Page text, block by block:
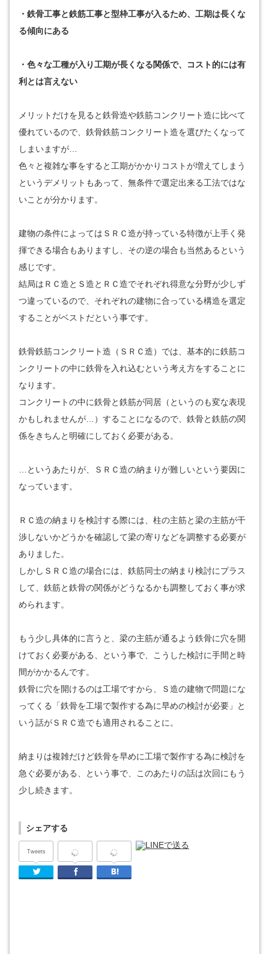
・鉄骨工事と鉄筋工事と型枠工事が入るため、工期は長くな
る傾向にある
・色々な工種が入り工期が長くなる関係で、コスト的には有
利とは言えない
メリットだけを見ると鉄骨造や鉄筋コンクリート造に比べて
優れているので、鉄骨鉄筋コンクリート造を選びたくなって
しまいますが…
色々と複雑な事をすると工期がかかりコストが増えてしまう
というデメリットもあって、無条件で選定出来る工法ではな
いことが分かります。
建物の条件によってはＳＲＣ造が持っている特徴が上手く発
揮できる場合もありますし、その逆の場合も当然あるという
感じです。
結局はＲＣ造とＳ造とＲＣ造でそれぞれ得意な分野が少しず
つ違っているので、それぞれの建物に合っている構造を選定
することがベストだという事です。
鉄骨鉄筋コンクリート造（ＳＲＣ造）では、基本的に鉄筋コ
ンクリートの中に鉄骨を入れ込むという考え方をすることに
なります。
コンクリートの中に鉄骨と鉄筋が同居（というのも変な表現
かもしれませんが…）することになるので、鉄骨と鉄筋の関
係をきちんと明確にしておく必要がある。
…というあたりが、ＳＲＣ造の納まりが難しいという要因に
なっています。
ＲＣ造の納まりを検討する際には、柱の主筋と梁の主筋が干
渉しないかどうかを確認して梁の寄りなどを調整する必要が
ありました。
しかしＳＲＣ造の場合には、鉄筋同士の納まり検討にプラス
して、鉄筋と鉄骨の関係がどうなるかも調整しておく事が求
められます。
もう少し具体的に言うと、梁の主筋が通るよう鉄骨に穴を開
けておく必要がある、という事で、こうした検討に手間と時
間がかかるんです。
鉄骨に穴を開けるのは工場ですから、Ｓ造の建物で問題にな
ってくる「鉄骨を工場で製作する為に早めの検討が必要」と
いう話がＳＲＣ造でも適用されることに。
納まりは複雑だけど鉄骨を早めに工場で製作する為に検討を
急ぐ必要がある、という事で、このあたりの話は次回にもう
少し続きます。
シェアする
Tweets
Twitter Facebook